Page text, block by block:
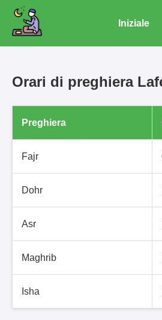
Iniziale
Orari di preghiera
Preghiera
Fajr
Dohr
Asr
Maghrib
Isha